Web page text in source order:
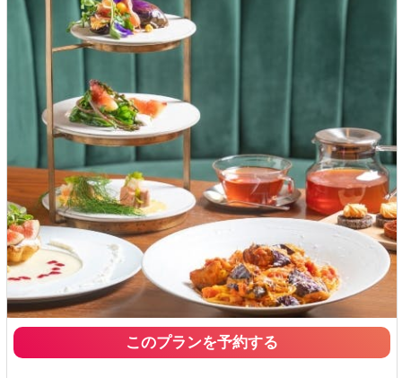
このプランを予約する